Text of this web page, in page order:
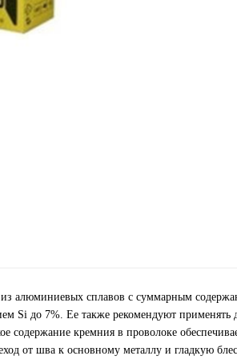
из алюминиевых сплавов с суммарным
Si до 7%. Ее также рекомендуют применять
кремния в проволоке
от шва к основному металлу и гладкую